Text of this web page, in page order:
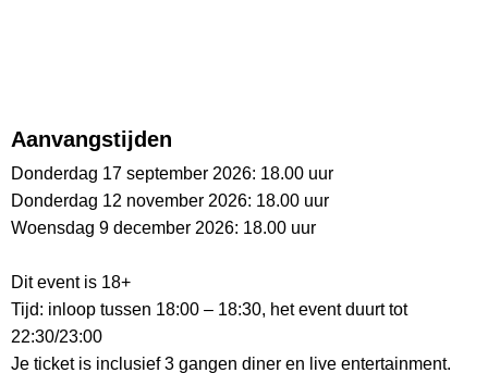
Aanvangstijden
Donderdag 17 september 2026: 18.00 uur
Donderdag 12 november 2026: 18.00 uur
Woensdag 9 december 2026: 18.00 uur
Dit event is 18+
Tijd: inloop tussen 18:00 – 18:30, het event duurt tot
22:30/23:00
Je ticket is inclusief 3 gangen diner en live entertainment.